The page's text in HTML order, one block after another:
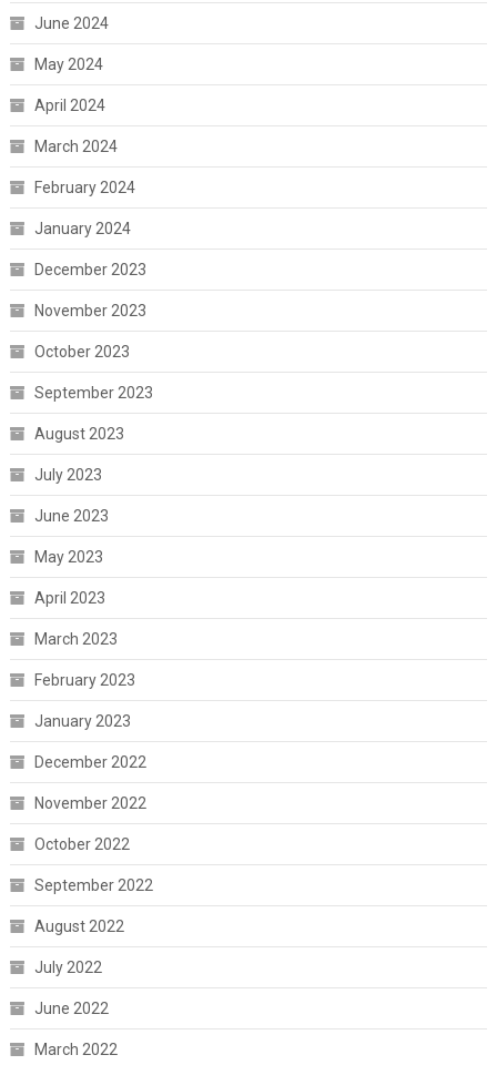
June 2024
May 2024
April 2024
March 2024
February 2024
January 2024
December 2023
November 2023
October 2023
September 2023
August 2023
July 2023
June 2023
May 2023
April 2023
March 2023
February 2023
January 2023
December 2022
November 2022
October 2022
September 2022
August 2022
July 2022
June 2022
March 2022